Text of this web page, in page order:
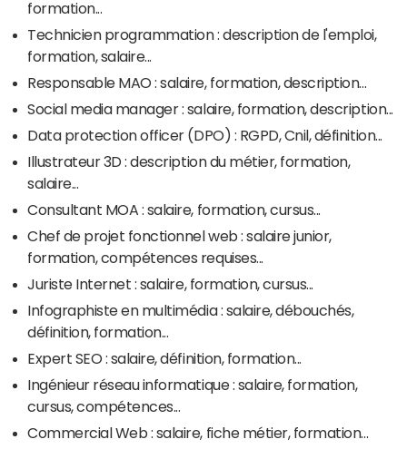
formation...
Technicien programmation : description de l'emploi,
formation, salaire...
Responsable MAO : salaire, formation, description...
Social media manager : salaire, formation, description...
Data protection officer (DPO) : RGPD, Cnil, définition...
Illustrateur 3D : description du métier, formation,
salaire...
Consultant MOA : salaire, formation, cursus...
Chef de projet fonctionnel web : salaire junior,
formation, compétences requises...
Juriste Internet : salaire, formation, cursus...
Infographiste en multimédia : salaire, débouchés,
définition, formation...
Expert SEO : salaire, définition, formation...
Ingénieur réseau informatique : salaire, formation,
cursus, compétences...
Commercial Web : salaire, fiche métier, formation...